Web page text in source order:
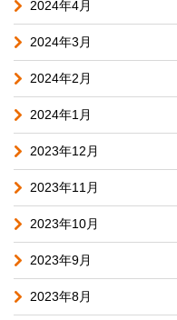
2024年4月
2024年3月
2024年2月
2024年1月
2023年12月
2023年11月
2023年10月
2023年9月
2023年8月